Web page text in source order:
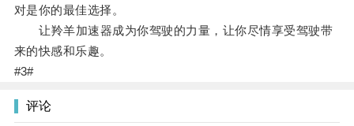
对是你的最佳选择。
让羚羊加速器成为你驾驶的力量，让你尽情享受驾驶带
来的快感和乐趣。
#3#
评论